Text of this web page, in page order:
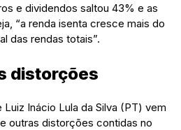
e dividendos saltou 43% e as
“a renda isenta cresce mais do
das rendas totais”.
distorções
Inácio Lula da Silva (PT) vem
outras distorções contidas no